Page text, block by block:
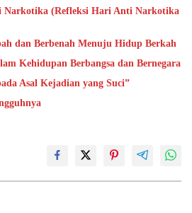
Narkotika (Refleksi Hari Anti Narkotika
dan Berbenah Menuju Hidup Berkah
Kehidupan Berbangsa dan Bernegara
Asal Kejadian yang Suci”